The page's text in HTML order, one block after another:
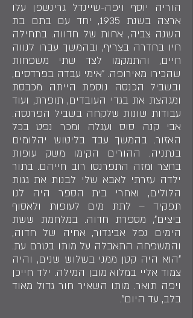
הוריה יוסף ויפה-שיינדל גרינשפן עלו
ארצה בשנת 1935, יחד עם בתם בת
השנה צביה, אחות של חדווה. בתחילה
חיו בחדרה בצריף, ובהמשך עברו לנווה
חיים, והתמקמו לצד שתי משפחות
שהכירו מאירופה. ״אימי עבדה בפרדסים,
ובשביל הכנסה נוספת הייתה מכבסת
ומגהצת את בגדי העובדים, תופרת, ועוד
עבודות שונות שלקחה בשביל הפרנסה.
אבי קנה סוס ועגלה ומכר נפט בכל
האזור. בהמשך עבד בליטוש יהלומים
בנתניה. ההורים הקימו משק עופות
בחצר ומזה התפרנסו רוב חייהם. בתור
ילדה עזרתי לאבא שלי לבנות את גגות
הלולים, ואחרי בית הספר היה לנו
תפקיד – לתת מים לעופות ולאסוף
ביצים״, מספרת חדוה. במלחמת ששת
הימים נפל אביגדור, אחיה של חדוה,
והמשפחה התאבלה על מותו בטרם עת.
״הוא היה קטן ממני בשלוש שנים, והיה
צמוד אליי במלוא מובן המילה. ילד חייכן
ויפה תואר. מותו השאיר חור גדול מאוד
בלב, עד היום״.